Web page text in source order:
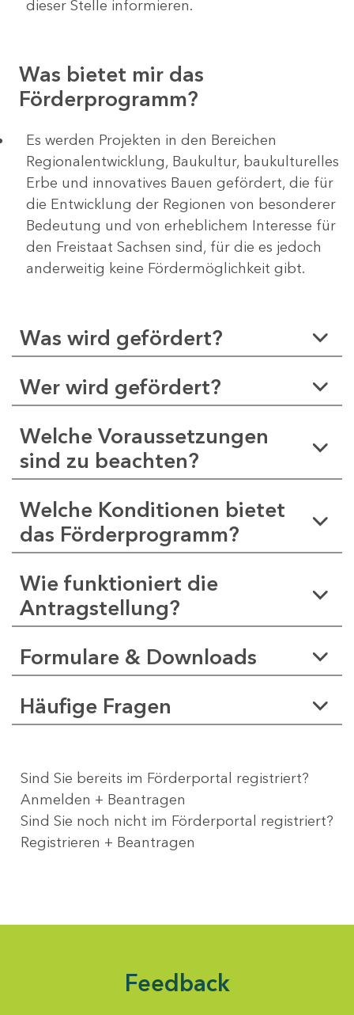
dieser Stelle informieren.
Was bietet mir das
Förderprogramm?
Es werden Projekten in den Bereichen
Regionalentwicklung, Baukultur, baukulturelles
Erbe und innovatives Bauen gefördert, die für
die Entwicklung der Regionen von besonderer
Bedeutung und von erheblichem Interesse für
den Freistaat Sachsen sind, für die es jedoch
anderweitig keine Fördermöglichkeit gibt.
Was wird gefördert?
Wer wird gefördert?
Welche Voraussetzungen
sind zu beachten?
Welche Konditionen bietet
das Förderprogramm?
Wie funktioniert die
Antragstellung?
Formulare & Downloads
Häufige Fragen
Sind Sie bereits im Förderportal registriert?
Anmelden + Beantragen
Sind Sie noch nicht im Förderportal registriert?
Registrieren + Beantragen
Feedback